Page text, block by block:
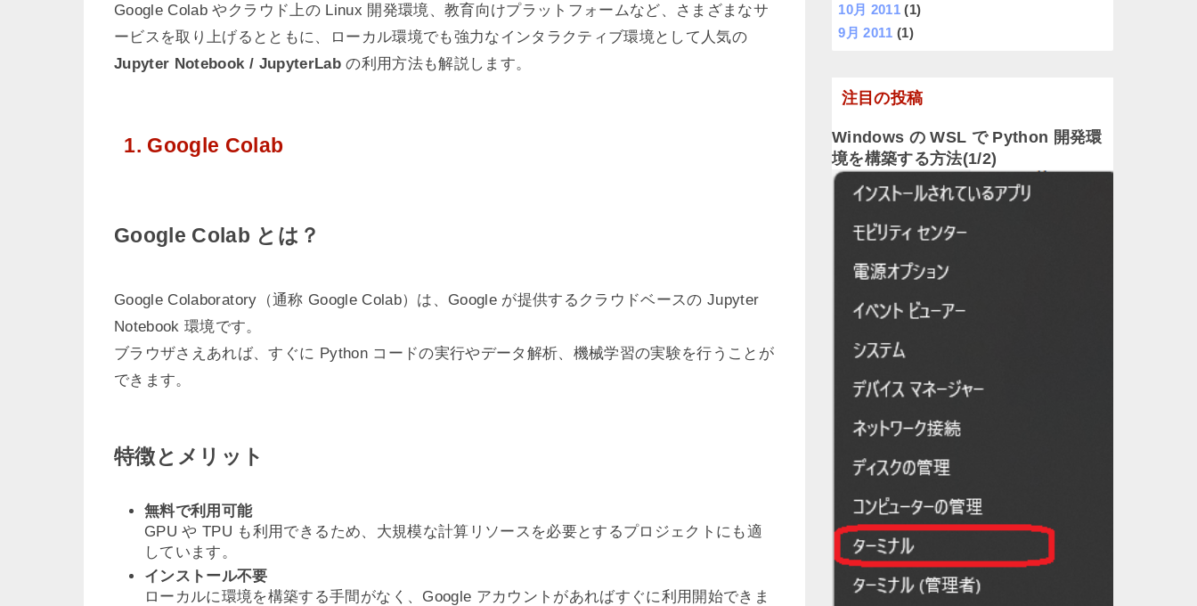
Google Colab やクラウド上の Linux 開発環境、教育向けプラットフォームなど、さまざまなサ
ービスを取り上げるとともに、ローカル環境でも強力なインタラクティブ環境として人気の
Jupyter Notebook / JupyterLabの利用方法も解説します。
1. Google Colab
Google Colab とは？
Google Colaboratory（通称 Google Colab）は、Google が提供するクラウドベースの Jupyter
Notebook 環境です。
ブラウザさえあれば、すぐに Python コードの実行やデータ解析、機械学習の実験を行うことが
できます。
特徴とメリット
無料で利用可能
GPU や TPU も利用できるため、大規模な計算リソースを必要とするプロジェクトにも適
しています。
インストール不要
ローカルに環境を構築する手間がなく、Google アカウントがあればすぐに利用開始できま
10月 2011 (1)
9月 2011 (1)
注目の投稿
Windows の WSL で Python 開発環
境を構築する方法(1/2)